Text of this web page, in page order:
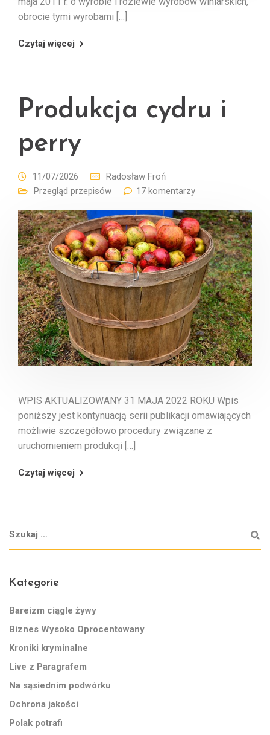
obrocie tymi wyrobami […]
Czytaj więcej
Produkcja cydru i
perry
11/07/2026
Radosław Froń
Przegląd przepisów
17 komentarzy
WPIS AKTUALIZOWANY 31 MAJA 2022 ROKU Wpis
poniższy jest kontynuacją serii publikacji omawiających
możliwie szczegółowo procedury związane z
uruchomieniem produkcji […]
Czytaj więcej
Kategorie
Bareizm ciągle żywy
Biznes Wysoko Oprocentowany
Kroniki kryminalne
Live z Paragrafem
Na sąsiednim podwórku
Ochrona jakości
Polak potrafi